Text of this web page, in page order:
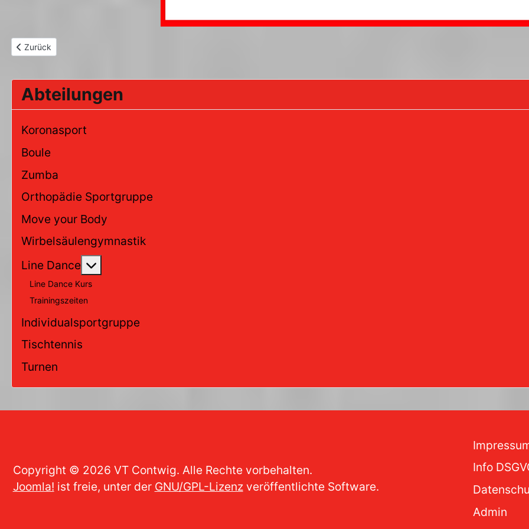
Vorheriger Beitrag: Orthopädie Sportgruppe
Zurück
Abteilungen
Koronasport
Boule
Zumba
Orthopädie Sportgruppe
Move your Body
Wirbelsäulengymnastik
Line Dance
Line Dance Kurs
Trainingszeiten
Individualsportgruppe
Tischtennis
Turnen
Copyright © 2026 VT Contwig. Alle Rechte vorbehalten.
Joomla! ist freie, unter der GNU/GPL-Lizenzveröffentlichte Software.
Info
Admin